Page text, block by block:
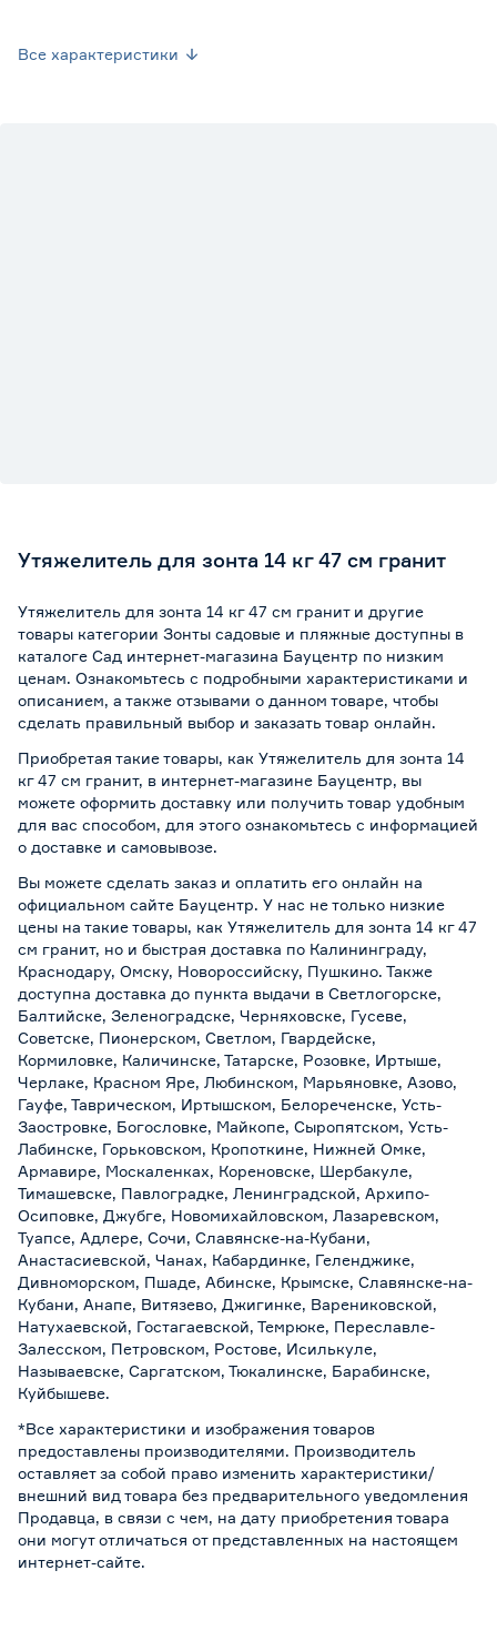
Все характеристики
Утяжелитель для зонта 14 кг 47 см гранит
Утяжелитель для зонта 14 кг 47 см гранит и другие
товары категории Зонты садовые и пляжные доступны в
каталоге Сад интернет-магазина Бауцентр по низким
ценам. Ознакомьтесь с подробными характеристиками и
описанием, а также отзывами о данном товаре, чтобы
сделать правильный выбор и заказать товар онлайн.
Приобретая такие товары, как Утяжелитель для зонта 14
кг 47 см гранит, в интернет-магазине Бауцентр, вы
можете оформить доставку или получить товар удобным
для вас способом, для этого ознакомьтесь с информацией
о доставке и самовывозе.
Вы можете сделать заказ и оплатить его онлайн на
официальном сайте Бауцентр. У нас не только низкие
цены на такие товары, как Утяжелитель для зонта 14 кг 47
см гранит, но и быстрая доставка по Калининграду,
Краснодару, Омску, Новороссийску, Пушкино. Также
доступна доставка до пункта выдачи в Светлогорске,
Балтийске, Зеленоградске, Черняховске, Гусеве,
Советске, Пионерском, Светлом, Гвардейске,
Кормиловке, Каличинске, Татарске, Розовке, Иртыше,
Черлаке, Красном Яре, Любинском, Марьяновке, Азово,
Гауфе, Таврическом, Иртышском, Белореченске, Усть-
Заостровке, Богословке, Майкопе, Сыропятском, Усть-
Лабинске, Горьковском, Кропоткине, Нижней Омке,
Армавире, Москаленках, Кореновске, Шербакуле,
Тимашевске, Павлоградке, Ленинградской, Архипо-
Осиповке, Джубге, Новомихайловском, Лазаревском,
Туапсе, Адлере, Сочи, Славянске-на-Кубани,
Анастасиевской, Чанах, Кабардинке, Геленджике,
Дивноморском, Пшаде, Абинске, Крымске, Славянске-на-
Кубани, Анапе, Витязево, Джигинке, Варениковской,
Натухаевской, Гостагаевской, Темрюке, Переславле-
Залесском, Петровском, Ростове, Исилькуле,
Называевске, Саргатском, Тюкалинске, Барабинске,
Куйбышеве.
*Все характеристики и изображения товаров
предоставлены производителями. Производитель
оставляет за собой право изменить характеристики/
внешний вид товара без предварительного уведомления
Продавца, в связи с чем, на дату приобретения товара
они могут отличаться от представленных на настоящем
интернет-сайте.